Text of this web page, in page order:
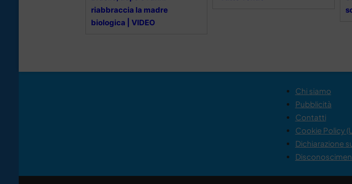
riabbraccia la madre
biologica | VIDEO
Chi siamo
Pubblicità
Contatti
Cookie Policy
Dichiarazione